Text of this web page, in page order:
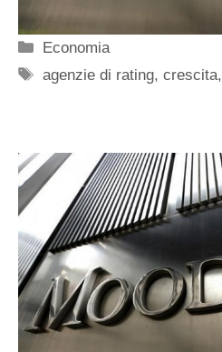
Categorie
Economia
Tag
agenzie di rating,crescita,